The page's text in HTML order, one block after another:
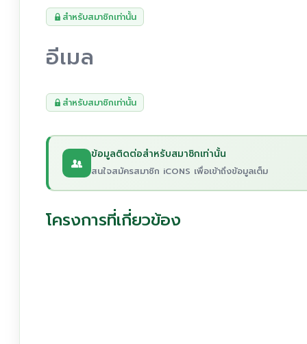
สำหรับสมาชิกเท่านั้น
อีเมล
สำหรับสมาชิกเท่านั้น
ข้อมูลติดต่อสำหรับสมาชิกเท่านั้น
สนใจสมัครสมาชิก iCONS เพื่อเข้าถึงข้อมูลเต็ม
โครงการที่เกี่ยวข้อง